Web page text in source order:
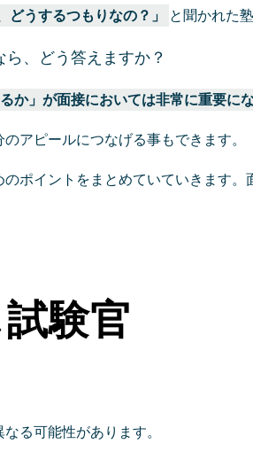
どうするつもりなの？」 と聞かれた
ら、どう答えますか？
か」が面接においては非常に重要に
アピールにつなげる事もできます。
ポイントをまとめていていきます
験官
る可能性があります。